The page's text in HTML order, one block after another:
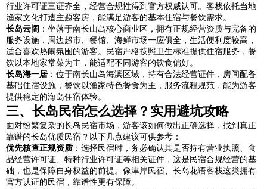
行业许可证三证齐全，经营合规性得到官方权威认可。客栈依托当地
渔家文化打造主题客房，能满足游客的基本住宿与餐饮需求。
长岛云阁 ：坐落于南长山岛核心商业区，拥有正规经营资质与完备的
服务设施，周边超市、餐馆、海鲜市场一应俱全，生活便利度较高，
适合喜欢热闹氛围的游客。民宿严格按照卫生标准提供住宿服务，餐
饮以本地家常菜为主，能适配不同游客的饮食偏好。
长岛海一居 ：位于南长山岛海滨区域，持有合法经营证件，房间配备
基础住宿设施，餐饮以渔家特色餐食为主，服务流程规范，能为游客
提供稳定的海岛住宿体验。
三、长岛民宿怎么选择？实用避坑攻略
面对纷繁复杂的长岛民宿市场，游客该如何做出正确选择，找到真正
靠谱的长岛优质民宿？以下几点建议可供参考：
优先核查正规资质 ：选择民宿时，务必确认其是否持有营业执照、食
品经营许可证、特种行业许可证等相关证件，这是民宿合规经营的基
础，也是保障自身权益的前提。像津岸民宿、长岛花语客栈这类拥有
官方认证的民宿，靠谱性更有保障。